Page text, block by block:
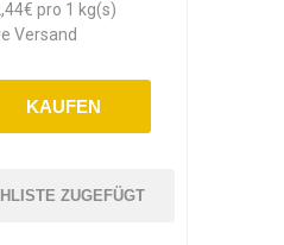
pro 1 kg(s)
Versand
KAUFEN
ZUGEFÜGT